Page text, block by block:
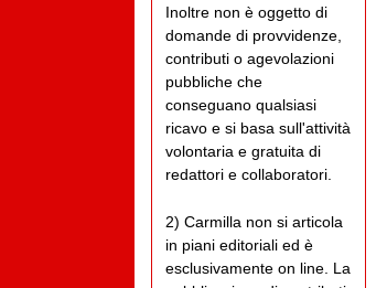
Inoltre non è oggetto di
domande di provvidenze,
contributi o agevolazioni
pubbliche che
conseguano qualsiasi
ricavo e si basa sull'attività
volontaria e gratuita di
redattori e collaboratori.
2) Carmilla non si articola
in piani editoriali ed è
esclusivamente on line. La